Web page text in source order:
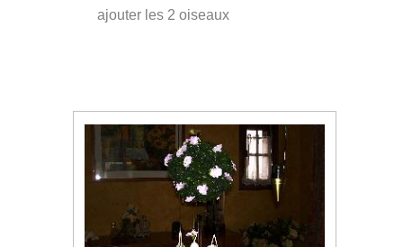
ajouter les 2 oiseaux